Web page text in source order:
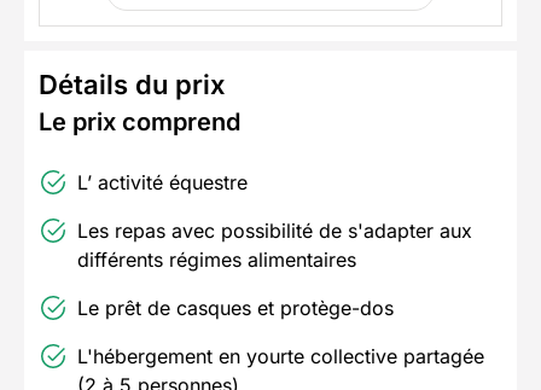
Détails du prix
Le prix comprend
L’ activité équestre
Les repas avec possibilité de s'adapter aux
différents régimes alimentaires
Le prêt de casques et protège-dos
L'hébergement en yourte collective partagée
(2 à 5 personnes)